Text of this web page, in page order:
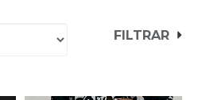
FILTRAR